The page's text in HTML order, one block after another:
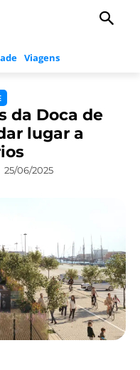
Viagens
da Doca de
lugar a
25/06/2025